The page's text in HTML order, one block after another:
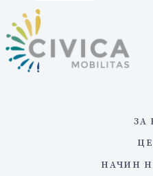
ЗА
НАЧИН